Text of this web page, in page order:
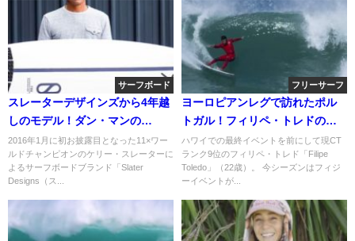
サーフボード
スレーターデザインズから4年越
しのモデル！ダン・マンの
「FRK」
2016年1月に初お披露目となった11×ワー
ルドチャンピオンのケリー・スレーターに
よるサーフボードブランド「Slater
Designs（ス...
フリーサーフ
ヨーロピアンレグで訪れたポル
トガル！フィリペ・トレドのフ
リーサーフィン動画
ハワイでの最終イベントを前にして現CT
ランク9位のフィリペ・トレド「Filipe
Toledo」（22歳）。 今シーズンはフィジ
ーイベントが...